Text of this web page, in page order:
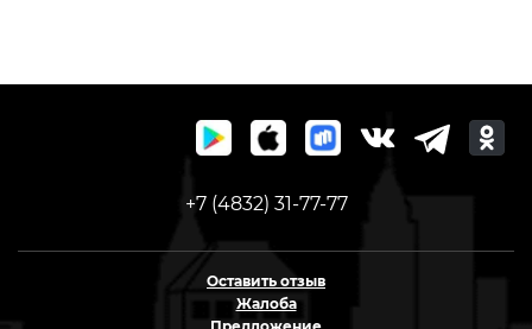
+7 (4832) 31-77-77
Оставить отзыв
Жалоба